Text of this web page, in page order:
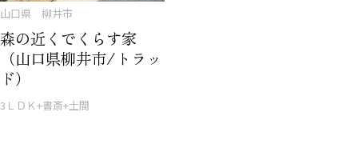
山口県 柳井市
森の近くでくらす家
（山口県柳井市/トラッ
ド）
3ＬＤＫ+書斎+土間